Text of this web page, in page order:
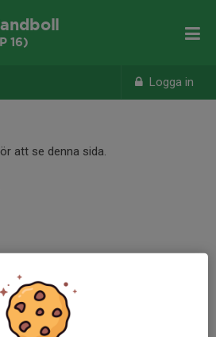
Logga in
16)
att se denna sida.